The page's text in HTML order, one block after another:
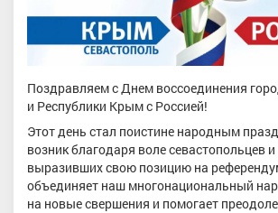
Поздравляем с Днем воссоединения
и Республики Крым с Россией!
Этот день стал поистине народным
возник благодаря воле севастопольцев
выразивших свою позицию на
объединяет наш многонациональный
на новые свершения и помогает